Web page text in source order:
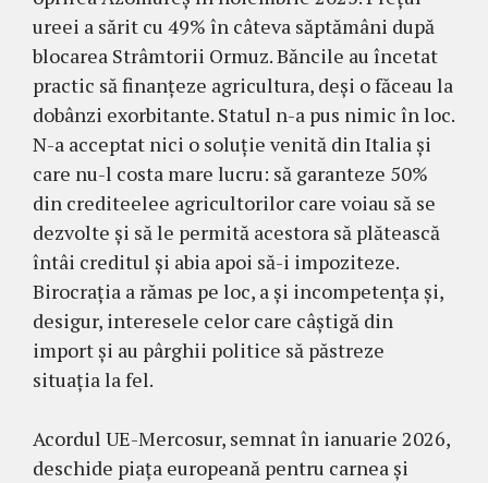
ureei a sărit cu 49% în câteva săptămâni după
blocarea Strâmtorii Ormuz. Băncile au încetat
practic să finanțeze agricultura, deși o făceau la
dobânzi exorbitante. Statul n-a pus nimic în loc.
N-a acceptat nici o soluție venită din Italia și
care nu-l costa mare lucru: să garanteze 50%
din crediteelee agricultorilor care voiau să se
dezvolte și să le permită acestora să plătească
întâi creditul și abia apoi să-i impoziteze.
Birocrația a rămas pe loc, a și incompetența și,
desigur, interesele celor care câștigă din
import și au pârghii politice să păstreze
situația la fel.
Acordul UE-Mercosur, semnat în ianuarie 2026,
deschide piața europeană pentru carnea și